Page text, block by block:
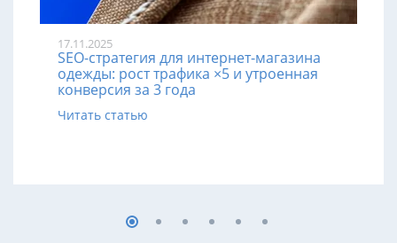
17.11.2025
SEO-стратегия для интернет-магазина
одежды: рост трафика ×5 и утроенная
конверсия за 3 года
Читать статью